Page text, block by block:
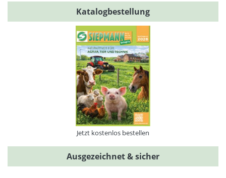
Katalogbestellung
Jetzt kostenlos bestellen
Ausgezeichnet & sicher